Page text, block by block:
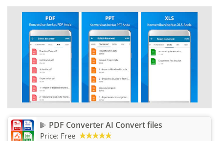
PDF Converter AI Convert files
Price: Free